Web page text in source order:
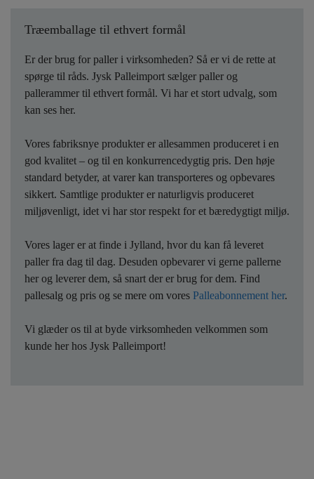
Træemballage til ethvert formål
Er der brug for paller i virksomheden? Så er vi de rette at
spørge til råds. Jysk Palleimport sælger paller og
pallerammer til ethvert formål. Vi har et stort udvalg, som
kan ses her.
Vores fabriksnye produkter er allesammen produceret i en
god kvalitet – og til en konkurrencedygtig pris. Den høje
standard betyder, at varer kan transporteres og opbevares
sikkert. Samtlige produkter er naturligvis produceret
miljøvenligt, idet vi har stor respekt for et bæredygtigt miljø.
Vores lager er at finde i Jylland, hvor du kan få leveret
paller fra dag til dag. Desuden opbevarer vi gerne pallerne
her og leverer dem, så snart der er brug for dem. Find
pallesalg og pris og se mere om vores Palleabonnement her.
Vi glæder os til at byde virksomheden velkommen som
kunde her hos Jysk Palleimport!